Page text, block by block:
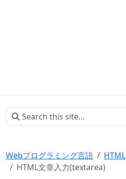
Webプログラミング言語 HTML
HTML文章入力(textarea)